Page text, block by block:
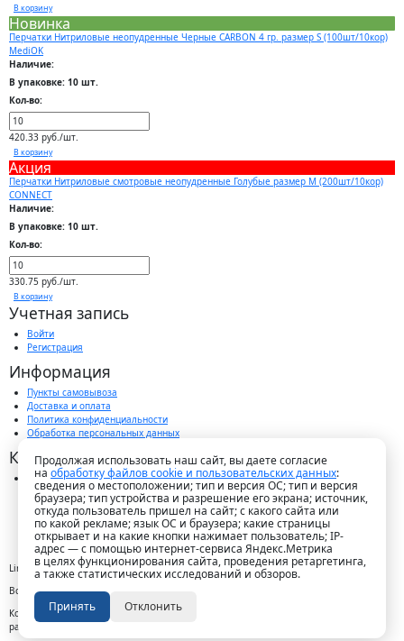
В корзину
Новинка
Перчатки Нитриловые неопудренные Черные CARBON 4 гр. размер S (100шт/10кор)
MediOK
Наличие:
В упаковке: 10 шт.
Кол-во:
420.33 руб./шт.
В корзину
Акция
Перчатки Нитриловые смотровые неопудренные Голубые размер M (200шт/10кор)
CONNECT
Наличие:
В упаковке: 10 шт.
Кол-во:
330.75 руб./шт.
В корзину
Учетная запись
Войти
Регистрация
Информация
Пункты самовывоза
Доставка и оплата
Политика конфиденциальности
Обработка персональных данных
Контакты
г. Краснодар, пос. Победитель, ул. Быстрая, 11/1а
8-989-265-35-35 (звонок бесплатный)
Пн-Пт 9.00 — 18.00
office@lirapack.com
Посмотреть на карте
Lirapack ©2026 Все права защищены.
Все торговые марки принадлежат их владельцам
Копирование составляющих частей сайта в какой бы то ни было форме без
разрешения владельца авторских прав запрещено
Продолжая использовать наш сайт, вы даете согласие
на обработку файлов cookie и пользовательских данных:
сведения о местоположении; тип и версия ОС; тип и версия
браузера; тип устройства и разрешение его экрана; источник,
откуда пользователь пришел на сайт; с какого сайта или
по какой рекламе; язык ОС и браузера; какие страницы
открывает и на какие кнопки нажимает пользователь; IP-
адрес — с помощью интернет-сервиса Яндекс.Метрика
в целях функционирования сайта, проведения ретаргетинга,
а также статистических исследований и обзоров.
Принять Отклонить